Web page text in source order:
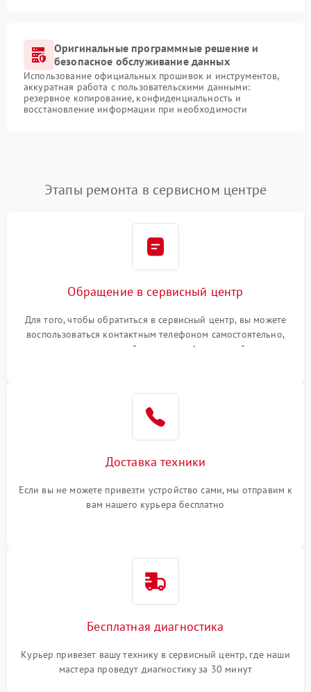
Оригинальные программные решение и
безопасное обслуживание данных
Использование официальных прошивок и инструментов,
аккуратная работа с пользовательскими данными:
резервное копирование, конфиденциальность и
восстановление информации при необходимости
Этапы ремонта в сервисном центре
Обращение в сервисный центр
Для того, чтобы обратиться в сервисный центр, вы можете
воспользоваться контактным телефоном самостоятельно,
или оставить свой номер телефона на сайте
Доставка техники
Если вы не можете привезти устройство сами, мы отправим к
вам нашего курьера бесплатно
Бесплатная диагностика
Курьер привезет вашу технику в сервисный центр, где наши
мастера проведут диагностику за 30 минут